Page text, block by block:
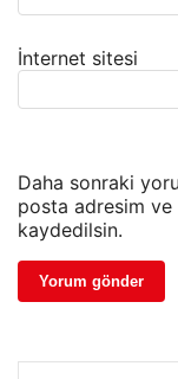
İnternet sitesi
Daha sonraki
posta adresim ve
kaydedilsin.